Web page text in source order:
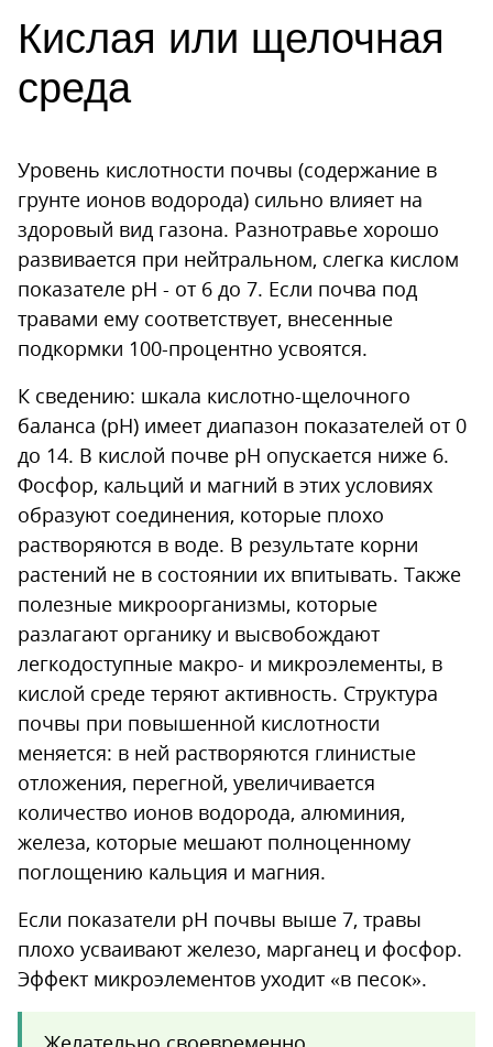
Кислая или щелочная
среда
Уровень кислотности почвы (содержание в
грунте ионов водорода) сильно влияет на
здоровый вид газона. Разнотравье хорошо
развивается при нейтральном, слегка кислом
показателе pH - от 6 до 7. Если почва под
травами ему соответствует, внесенные
подкормки 100-процентно усвоятся.
К сведению: шкала кислотно-щелочного
баланса (pH) имеет диапазон показателей от 0
до 14. В кислой почве pH опускается ниже 6.
Фосфор, кальций и магний в этих условиях
образуют соединения, которые плохо
растворяются в воде. В результате корни
растений не в состоянии их впитывать. Также
полезные микроорганизмы, которые
разлагают органику и высвобождают
легкодоступные макро- и микроэлементы, в
кислой среде теряют активность. Структура
почвы при повышенной кислотности
меняется: в ней растворяются глинистые
отложения, перегной, увеличивается
количество ионов водорода, алюминия,
железа, которые мешают полноценному
поглощению кальция и магния.
Если показатели pH почвы выше 7, травы
плохо усваивают железо, марганец и фосфор.
Эффект микроэлементов уходит «в песок».